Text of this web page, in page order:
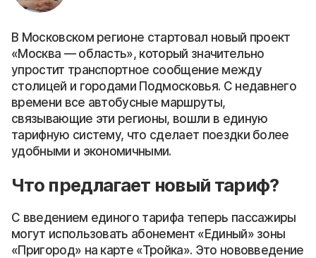
В Московском регионе стартовал новый проект
«Москва — область», который значительно
упростит транспортное сообщение между
столицей и городами Подмосковья. С недавнего
времени все автобусные маршруты,
связывающие эти регионы, вошли в единую
тарифную систему, что сделает поездки более
удобными и экономичными.
Что предлагает новый тариф?
С введением единого тарифа теперь пассажиры
могут использовать абонемент «Единый» зоны
«Пригород» на карте «Тройка». Это нововведение